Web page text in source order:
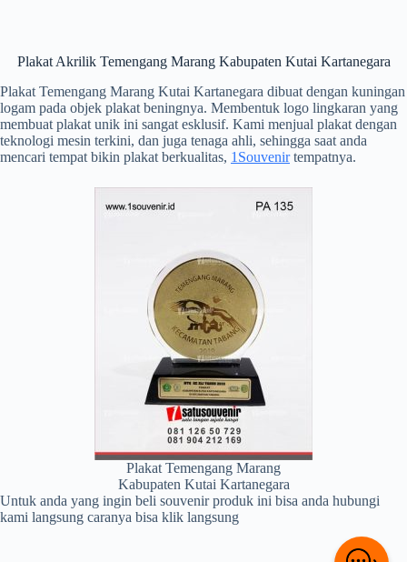
Plakat Akrilik Temengang Marang Kabupaten Kutai Kartanegara
Plakat Temengang Marang Kutai Kartanegara dibuat dengan kuningan
logam pada objek plakat beningnya. Membentuk logo lingkaran yang
membuat plakat unik ini sangat esklusif. Kami menjual plakat dengan
teknologi mesin terkini, dan juga tenaga ahli, sehingga saat anda
mencari tempat bikin plakat berkualitas, 1Souvenirtempatnya.
Plakat Temengang Marang
Kabupaten Kutai Kartanegara
Untuk anda yang ingin beli souvenir produk ini bisa anda hubungi
kami langsung caranya bisa klik langsung